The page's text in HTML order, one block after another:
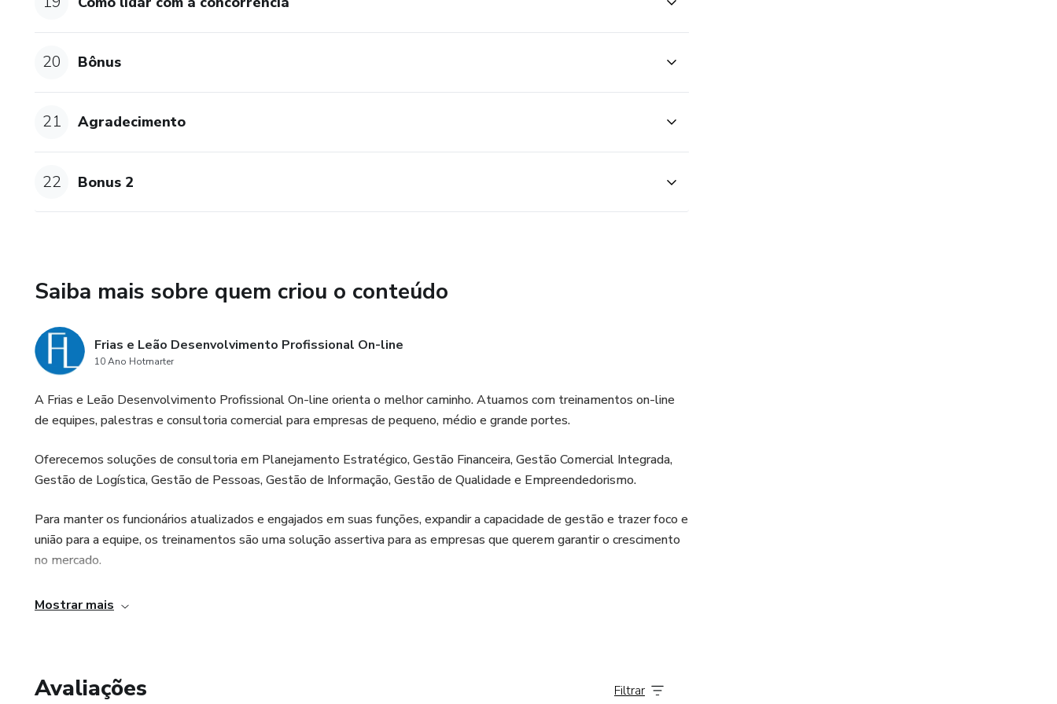
20 Bônus
21 Agradecimento
22 Bonus 2
Saiba mais sobre quem criou o conteúdo
Frias e Leão Desenvolvimento Profissional On-line
10 Ano Hotmarter
A Frias e Leão Desenvolvimento Profissional On-line orienta o melhor caminho. Atuamos com treinamentos on-line
de equipes, palestras e consultoria comercial para empresas de pequeno, médio e grande portes.
Oferecemos soluções de consultoria em Planejamento Estratégico, Gestão Financeira, Gestão Comercial Integrada,
Gestão de Logística, Gestão de Pessoas, Gestão de Informação, Gestão de Qualidade e Empreendedorismo.
Para manter os funcionários atualizados e engajados em suas funções, expandir a capacidade de gestão e trazer foco e
união para a equipe, os treinamentos são uma solução assertiva para as empresas que querem garantir o crescimento
no mercado.
As palestras desenvolvidas por nós levam atualização às empresas, com conteúdos importantes sobre atendimento,
Mostrar mais
Avaliações Filtrar